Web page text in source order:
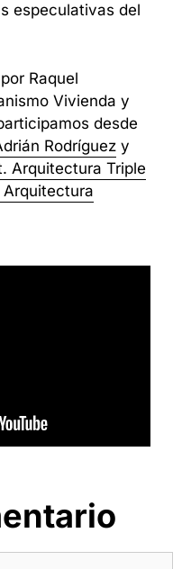
especulativas del
Raquel
Vivienda y
desde
Rodríguez y
Arquitectura Triple
Arquitectura